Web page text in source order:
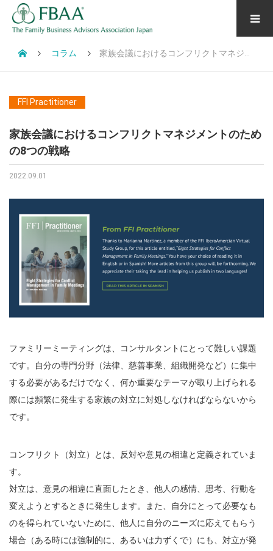
コラム 家族会議におけるコンフリクトマネジメントのための8つの戦略
FFI Practitioner
家族会議におけるコンフリクトマネジメントのため
の8つの戦略
2022.09.01
ファミリーミーティングは、コンサルタントにとって難しい課題
です。自分の専門分野（法律、慈善事業、組織開発など）に集中
する必要があるだけでなく、何か重要なテーマが取り上げられる
際には頻繁に発生する家族の対立に対処しなければならないから
です。
コンフリクト（対立）とは、反対や意見の相違と定義されていま
す。
対立は、意見の相違に直面したとき、他人の感情、思考、行動を
変えようとするときに発生します。また、自分にとって必要なも
のを得られていないために、他人に自分のニーズに応えてもらう
場合（ある時には強制的に、あるいは力ずくで）にも、対立が発